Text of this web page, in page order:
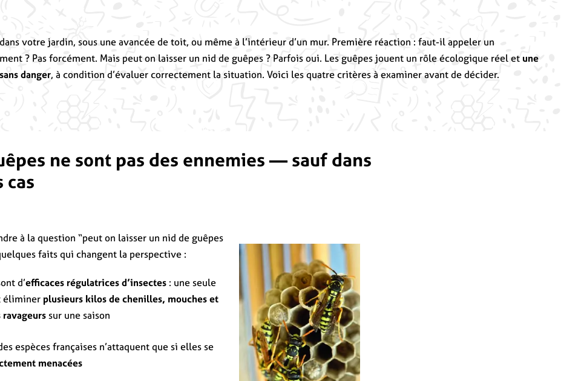
votre jardin, sous une avancée de toit, ou même à l’intérieur d’un mur. Première réaction : faut-il appeler un
? Pas forcément. Mais peut on laisser un nid de guêpes ? Parfois oui. Les guêpes jouent un rôle écologique réel et une
danger, à condition d’évaluer correctement la situation. Voici les quatre critères à examiner avant de décider.
ne sont pas des ennemies — sauf dans
cas
à la question “peut on laisser un nid de guêpes
faits qui changent la perspective :
d’efficaces régulatrices d’insectes : une seule
éliminer plusieurs kilos de chenilles, mouches et
sur une saison
espèces françaises n’attaquent que si elles se
menacées